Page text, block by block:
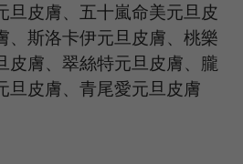
旦皮膚、五十嵐命美元旦皮
、斯洛卡伊元旦皮膚、桃樂
皮膚、翠絲特元旦皮膚、朧
旦皮膚、青尾愛元旦皮膚